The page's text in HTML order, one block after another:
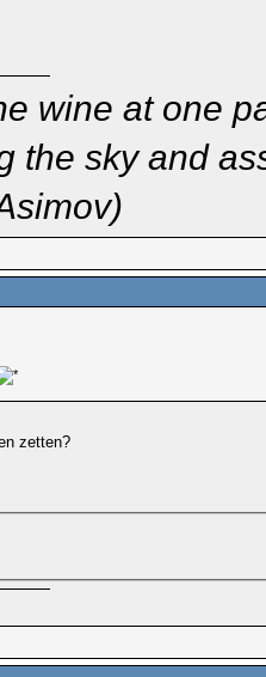
wine at one
the sky and
zetten?